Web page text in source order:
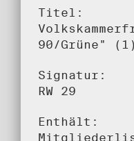
Titel:
90/Grüne" (1)
Signatur:
RW 29
Enthält: